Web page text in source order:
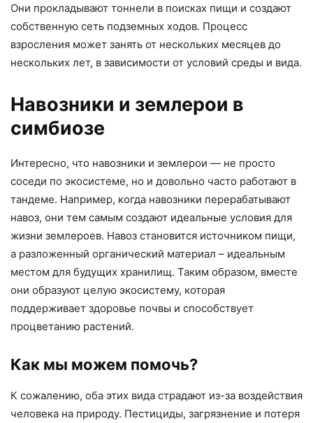
Они прокладывают тоннели в поисках пищи и создают
собственную сеть подземных ходов. Процесс
взросления может занять от нескольких месяцев до
нескольких лет, в зависимости от условий среды и вида.
Навозники и землерои в
симбиозе
Интересно, что навозники и землерои — не просто
соседи по экосистеме, но и довольно часто работают в
тандеме. Например, когда навозники перерабатывают
навоз, они тем самым создают идеальные условия для
жизни землероев. Навоз становится источником пищи,
а разложенный органический материал – идеальным
местом для будущих хранилищ. Таким образом, вместе
они образуют целую экосистему, которая
поддерживает здоровье почвы и способствует
процветанию растений.
Как мы можем помочь?
К сожалению, оба этих вида страдают из-за воздействия
человека на природу. Пестициды, загрязнение и потеря